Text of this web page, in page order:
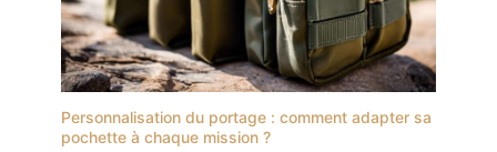
Personnalisation du portage : comment adapter sa
pochette à chaque mission ?